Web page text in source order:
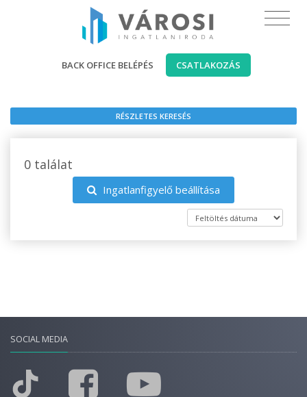
BACK OFFICE BELÉPÉS CSATLAKOZÁS
RÉSZLETES KERESÉS
0 találat
Ingatlanfigyelő beállítása
SOCIAL MEDIA